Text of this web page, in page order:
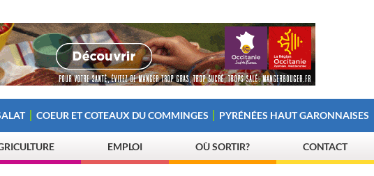
COEUR ET COTEAUX DU COMMINGES PYRÉNÉES HAUT GARONNAISES
EMPLOI OÙ SORTIR? CONTACT